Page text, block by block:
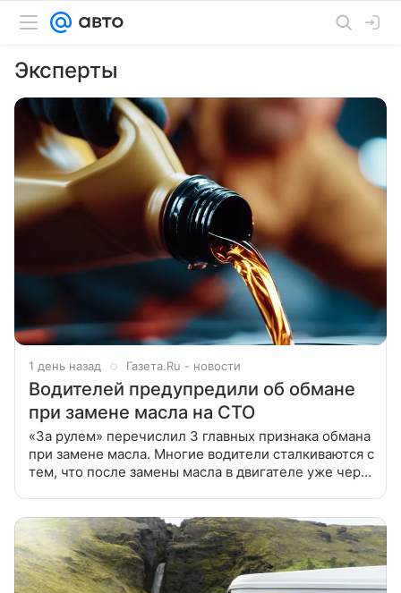
Эксперты
1 день назад Газета.Ru - новости
Водителей предупредили об обмане
при замене масла на СТО
«За рулем» перечислил 3 главных признака обмана
при замене масла. Многие водители сталкиваются с
тем, что после замены масла в двигателе уже через